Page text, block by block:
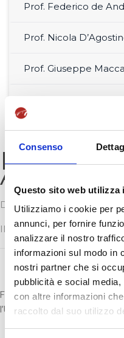
Consenso
Questo sito web utilizza
Utilizziamo i cookie per
annunci, per fornire
analizzare il nostro
informazioni sul modo in
nostri partner che si
pubblicità e social
con altre informazioni
raccolto dal suo utilizzo
Prof. Federico de
Prof. Nicola
Prof. Giuseppe
Prof.ssa
Aiezza
DOCENTE DI STORIA
INTERNAZIONALI
Floriana Aiezza è Cultrice
l’Università Giustino Fortunato.